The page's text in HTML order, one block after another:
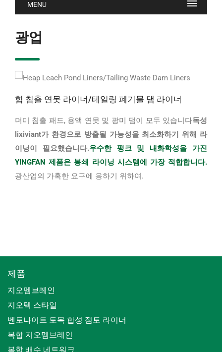
MENU
광업
힙 침출 연못 라이너/테일링 폐기물 댐 라이너
더미 침출 패드, 용액 연못 및 광미 댐이 모두 있습니다독성
lixiviant가 환경으로 방출될 가능성을 최소화하기 위해 라
이닝이 필요했습니다.우수한 펑크 및 내화학성을 가진
YINGFAN 제품은 봉쇄 라이닝 시스템에 가장 적합합니다.
광산업의 가혹한 요구에 응하기 위하여.
제품
지오멤브레인
지오텍 스타일
벤토나이트 토목 합성 점토 라이너
복합 지오멤브레인
복합 배수 네트워크